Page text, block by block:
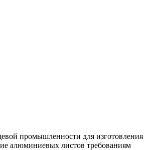
промышленности для изготовления
алюминиевых листов требованиям